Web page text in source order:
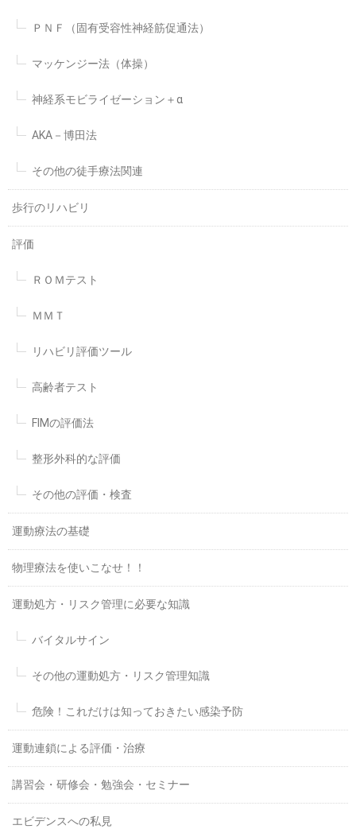
ＰＮＦ（固有受容性神経筋促通法）
マッケンジー法（体操）
神経系モビライゼーション＋α
AKA－博田法
その他の徒手療法関連
歩行のリハビリ
評価
ＲＯＭテスト
ＭＭＴ
リハビリ評価ツール
高齢者テスト
FIMの評価法
整形外科的な評価
その他の評価・検査
運動療法の基礎
物理療法を使いこなせ！！
運動処方・リスク管理に必要な知識
バイタルサイン
その他の運動処方・リスク管理知識
危険！これだけは知っておきたい感染予防
運動連鎖による評価・治療
講習会・研修会・勉強会・セミナー
エビデンスへの私見